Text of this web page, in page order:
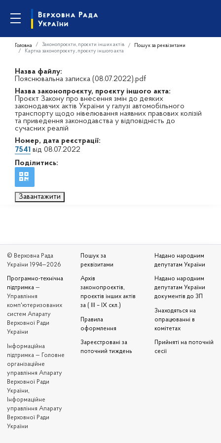
Головна Законопроєкти, проєкти інших актів
Пошук за реквізитами
Картка законопроєкту, проєкту іншого акта
Назва файлу:
Пояснювальна записка (08.07.2022).pdf
Назва законопроєкту, проєкту іншого акта:
Проєкт Закону про внесення змін до деяких
законодавчих актів України у галузі автомобільного
транспорту щодо нівелювання наявних правових колізій
та приведення законодавства у відповідність до
сучасних реалій
Номер, дата реєстрації:
7541 від 08.07.2022
Поділитись:
Завантажити
© Верховна Рада
України 1994—2026
Програмно-технічна
підтримка —
Управління
комп'ютеризованих
систем Апарату
Верховної Ради
України
Iнформаційна
підтримка — Головне
організаційне
управління Апарату
Верховної Ради
України,
Інформаційне
управління Апарату
Верховної Ради
України
Пошук за
реквізитами
Архів
законопроєктів,
проєктів інших актів
за ( III – IX скл.)
Правила
оформлення
Зареєстровані за
поточний тиждень
Надано народним
депутатам України
Надано народним
депутатам України
документів до ЗП
Знаходяться на
опрацюванні в
комітетах
Прийняті на поточній
сесії